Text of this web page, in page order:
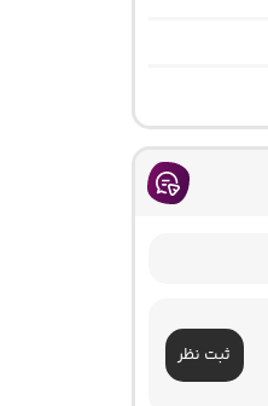
ثبت نظر